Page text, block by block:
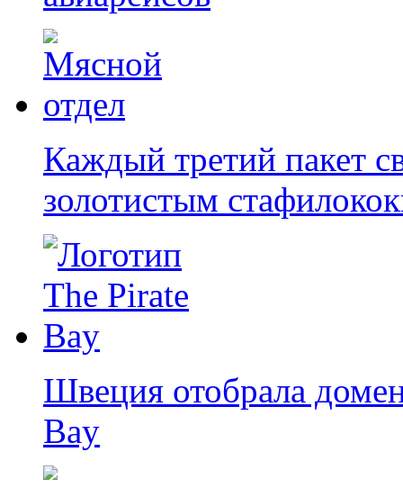
Каждый третий пакет
золотистым
Швеция отобрала
Bay